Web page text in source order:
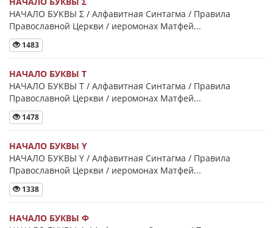
НАЧАЛО БУКВЫ Σ / Алфавитная Синтагма / Правила
Православной Церкви / иеромонах Матфей...
1483
НАЧАЛО БУКВЫ Τ
НАЧАЛО БУКВЫ Τ / Алфавитная Синтагма / Правила
Православной Церкви / иеромонах Матфей...
1478
НАЧАЛО БУКВЫ Y
НАЧАЛО БУКВЫ Y / Алфавитная Синтагма / Правила
Православной Церкви / иеромонах Матфей...
1338
НАЧАЛО БУКВЫ Φ